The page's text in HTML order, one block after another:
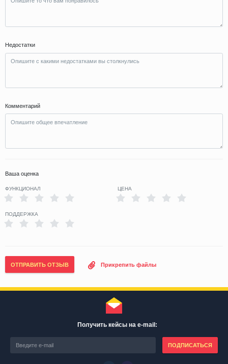
Недостатки
Комментарий
Ваша оценка
ФУНКЦИОНАЛ ЦЕНА
ПОДДЕРЖКА
ОТПРАВИТЬ ОТЗЫВ Прикрепить файлы
Получить кейсы на e-mail:
ПОДПИСАТЬСЯ